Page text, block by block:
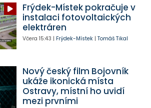
Frýdek-Místek pokračuje v
instalaci fotovoltaických
elektráren
Včera 15:43 | Frýdek-Místek| Tomáš Tikal
Nový český film Bojovník
ukáže ikonická místa
Ostravy, místní ho uvidí
mezi prvními